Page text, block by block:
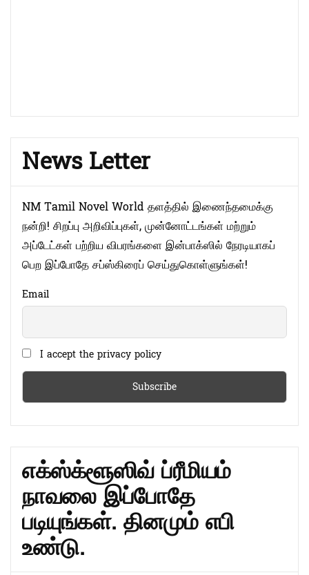
News Letter
NM Tamil Novel World தளத்தில் இணைந்தமைக்கு
நன்றி! சிறப்பு அறிவிப்புகள், முன்னோட்டங்கள் மற்றும்
அப்டேட்கள் பற்றிய விபரங்களை இன்பாக்ஸில் நேரடியாகப்
பெற இப்போதே சப்ஸ்கிரைப் செய்துகொள்ளுங்கள்!
Email
I accept the privacy policy
எக்ஸ்க்ளூஸிவ் ப்ரீமியம்
நாவலை இப்போதே
படியுங்கள். தினமும் எபி
உண்டு.